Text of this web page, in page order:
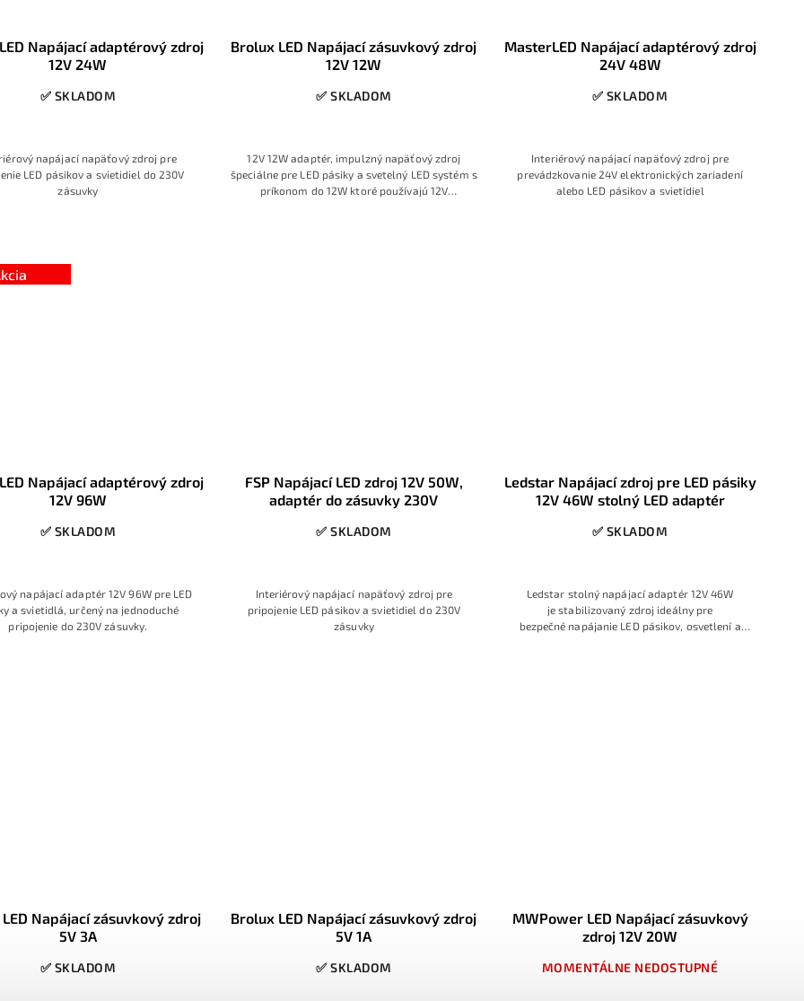
Napájací adaptérový zdroj
12V 24W
✅ SKLADOM
napájací napäťový zdroj pre
LED pásikov a svietidiel do 230V
zásuvky
Brolux LED Napájací zásuvkový zdroj
12V 12W
✅ SKLADOM
12V 12W adaptér, impulzný napäťový zdroj
špeciálne pre LED pásiky a svetelný LED systém s
príkonom do 12W ktoré používajú 12V
MasterLED Napájací adaptérový zdroj
24V 48W
✅ SKLADOM
Interiérový napájací napäťový zdroj pre
prevádzkovanie 24V elektronických zariadení
alebo LED pásikov a svietidiel
Napájací adaptérový zdroj
12V 96W
✅ SKLADOM
napájací adaptér 12V 96W pre LED
a svietidlá, určený na jednoduché
pripojenie do 230V zásuvky.
FSP Napájací LED zdroj 12V 50W,
adaptér do zásuvky 230V
✅ SKLADOM
Interiérový napájací napäťový zdroj pre
pripojenie LED pásikov a svietidiel do 230V
zásuvky
Ledstar Napájací zdroj pre LED pásiky
12V 46W stolný LED adaptér
✅ SKLADOM
Ledstar stol ný napájací adaptér 12V 46W
je stabilizovaný zdroj ideálny pre
bezpečné napájanie LEDpásikov, osvetlení a
Napájací zásuvkový zdroj
5V 3A
✅ SKLADOM
Brolux LED Napájací zásuvkový zdroj
5V 1A
✅ SKLADOM
MWPower LED Napájací zásuvkový
zdroj 12V 20W
MOMENTÁLNE NEDOSTUPNÉ